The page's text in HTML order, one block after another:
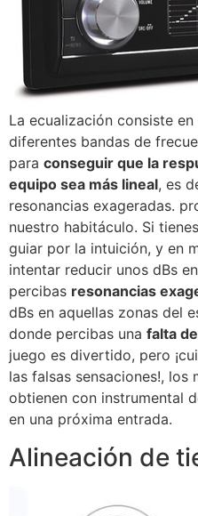
La ecualización consiste
diferentes bandas de
para conseguir que la
equipo sea más lineal, es
resonancias exageradas.
nuestro habitáculo. Si
guiar por la intuición, y en
intentar reducir unos dBs
percibas resonancias
dBs en aquellas zonas del
donde percibas una falta
juego es divertido, pero
las falsas sensaciones!, los
obtienen con instrumental
en una próxima entrada.
Alineación de